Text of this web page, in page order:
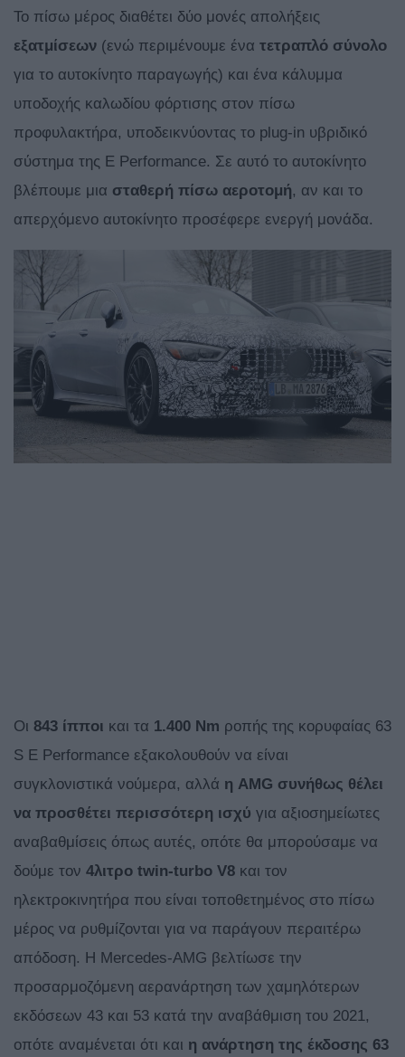
Το πίσω μέρος διαθέτει δύο μονές απολήξεις
εξατμίσεων (ενώ περιμένουμε ένα τετραπλό σύνολο
για το αυτοκίνητο παραγωγής) και ένα κάλυμμα
υποδοχής καλωδίου φόρτισης στον πίσω
προφυλακτήρα, υποδεικνύοντας το plug-in υβριδικό
σύστημα της E Performance. Σε αυτό το αυτοκίνητο
βλέπουμε μια σταθερή πίσω αεροτομή, αν και το
απερχόμενο αυτοκίνητο προσέφερε ενεργή μονάδα.
Οι 843 ίπποι και τα 1.400 Nm ροπής της κορυφαίας 63
S E Performance εξακολουθούν να είναι
συγκλονιστικά νούμερα, αλλά η AMG συνήθως θέλει
να προσθέτει περισσότερη ισχύ για αξιοσημείωτες
αναβαθμίσεις όπως αυτές, οπότε θα μπορούσαμε να
δούμε τον 4λιτρο twin-turbo V8 και τον
ηλεκτρoκινητήρα που είναι τοποθετημένος στο πίσω
μέρος να ρυθμίζονται για να παράγουν περαιτέρω
απόδοση. Η Mercedes-AMG βελτίωσε την
προσαρμοζόμενη αερανάρτηση των χαμηλότερων
εκδόσεων 43 και 53 κατά την αναβάθμιση του 2021,
οπότε αναμένεται ότι και η ανάρτηση της έκδοσης 63